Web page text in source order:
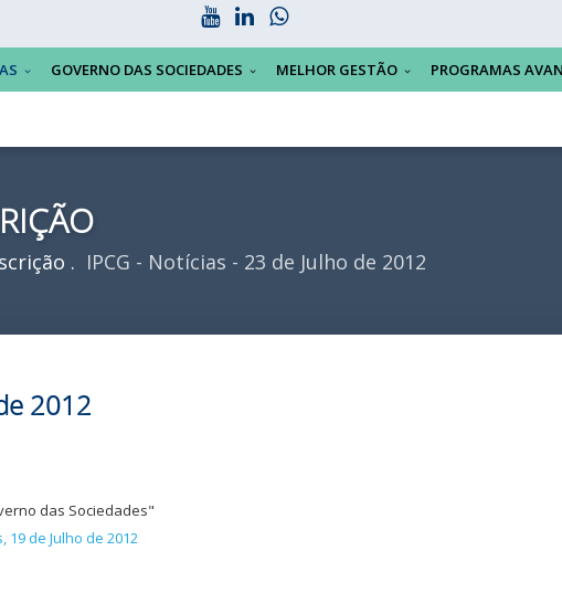
GOVERNO DAS SOCIEDADES MELHOR GESTÃO PROGRAMAS
IPCG - Notícias - 23 de Julho de 2012
2012
das Sociedades"
de Julho de 2012